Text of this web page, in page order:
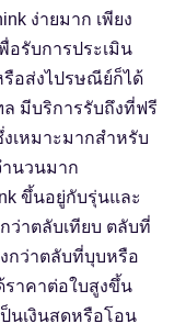
ง่ายมาก เพียง
พื่อรับการประเมิน
อส่งไปรษณีย์ก็ได้
มีบริการรับถึงที่ฟรี
เหมาะมากสำหรับ
นวนมาก
ขึ้นอยู่กับรุ่นและ
ว่าตลับเทียบ ตลับที่
กว่าตลับที่บุบหรือ
ราคาต่อใบสูงขึ้น
นเงินสดหรือโอน